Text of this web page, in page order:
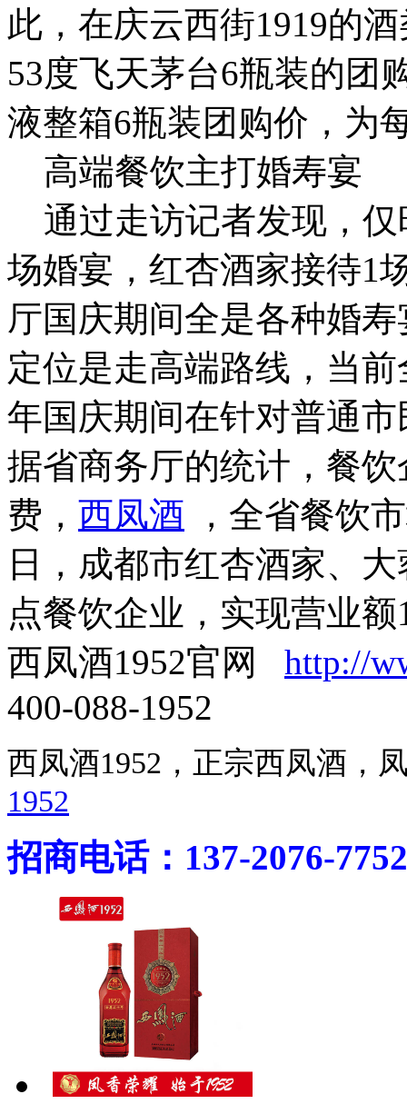
此，在庆云西街1919的
53度飞天茅台6瓶装的团
液整箱6瓶装团购价，为
高端餐饮主打婚寿宴
通过走访记者发现，仅
场婚宴，红杏酒家接待1
厅国庆期间全是各种婚
定位是走高端路线，当
年国庆期间在针对普通
据省商务厅的统计，餐
费， 西凤酒 ，全省餐饮
日，成都市红杏酒家、
点餐饮企业，实现营业
西凤酒1952官网 http://
400-088-1952
西凤酒1952，正宗西凤酒
1952
招商电话：137-2076-7752